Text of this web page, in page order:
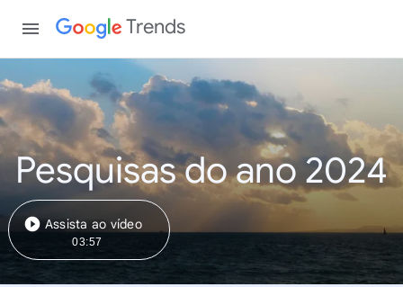
Trends
Pesquisas do ano 2024
Assista ao vídeo
03:57